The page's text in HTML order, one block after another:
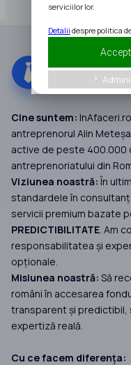
Cine suntem:
antreprenorul Alin
active de peste 400.000
antreprenoriatului din
Viziunea noastră:În
standardele în
servicii premium bazate
PREDICTIBILITATE. Am
responsabilitatea și
opționale.
Misiunea noastră: Să
români în accesarea
transparent și predictibil,
expertiză reală.
Cu ce facem diferența:
serviciilor lor.
Detalii despre politica
keyboard_arrow_right